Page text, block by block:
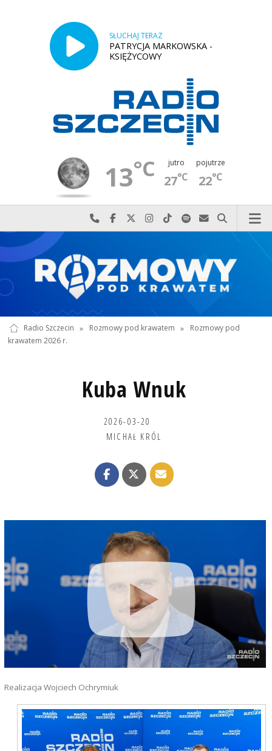
SŁUCHAJ TERAZ
PATRYCJA MARKOWSKA -
KSIĘŻYCOWY
13°C jutro
27°C
pojutrze
22°C
Najlepiej po prostu do nas zadzwoń
Odwiedź nas na Facebook-u
Odwiedź nas na X
Odwiedź nas na Instagram-ie
Odwiedź nas na TikTok-u
Szukaj nas na Spotify
Wyślij do nas
Szukaj
Radio Szczecin » Rozmowy pod krawatem »
Rozmowy pod
krawatem 2026 r.
Kuba Wnuk
2026-03-20
MICHAŁ KRÓL
Realizacja Wojciech Ochrymiuk